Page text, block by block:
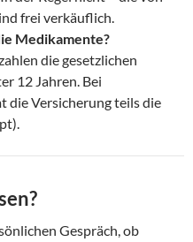
frei verkäuflich.
Medikamente?
die gesetzlichen
12 Jahren. Bei
die Versicherung teils die
Gespräch, ob